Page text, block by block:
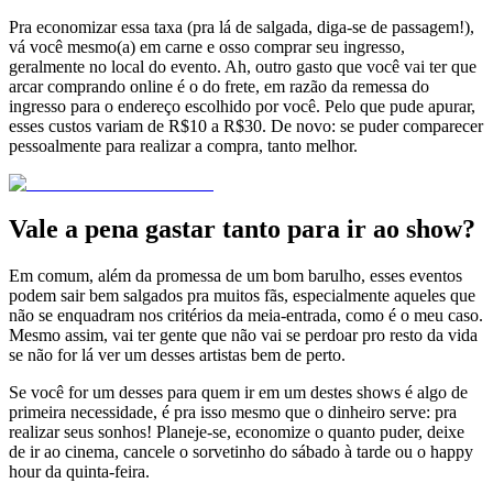
Pra economizar essa taxa (pra lá de salgada, diga-se de passagem!),
vá você mesmo(a) em carne e osso comprar seu ingresso,
geralmente no local do evento. Ah, outro gasto que você vai ter que
arcar comprando online é o do frete, em razão da remessa do
ingresso para o endereço escolhido por você. Pelo que pude apurar,
esses custos variam de R$10 a R$30. De novo: se puder comparecer
pessoalmente para realizar a compra, tanto melhor.
Vale a pena gastar tanto para ir ao show?
Em comum, além da promessa de um bom barulho, esses eventos
podem sair bem salgados pra muitos fãs, especialmente aqueles que
não se enquadram nos critérios da meia-entrada, como é o meu caso.
Mesmo assim, vai ter gente que não vai se perdoar pro resto da vida
se não for lá ver um desses artistas bem de perto.
Se você for um desses para quem ir em um destes shows é algo de
primeira necessidade, é pra isso mesmo que o dinheiro serve: pra
realizar seus sonhos! Planeje-se, economize o quanto puder, deixe
de ir ao cinema, cancele o sorvetinho do sábado à tarde ou o happy
hour da quinta-feira.